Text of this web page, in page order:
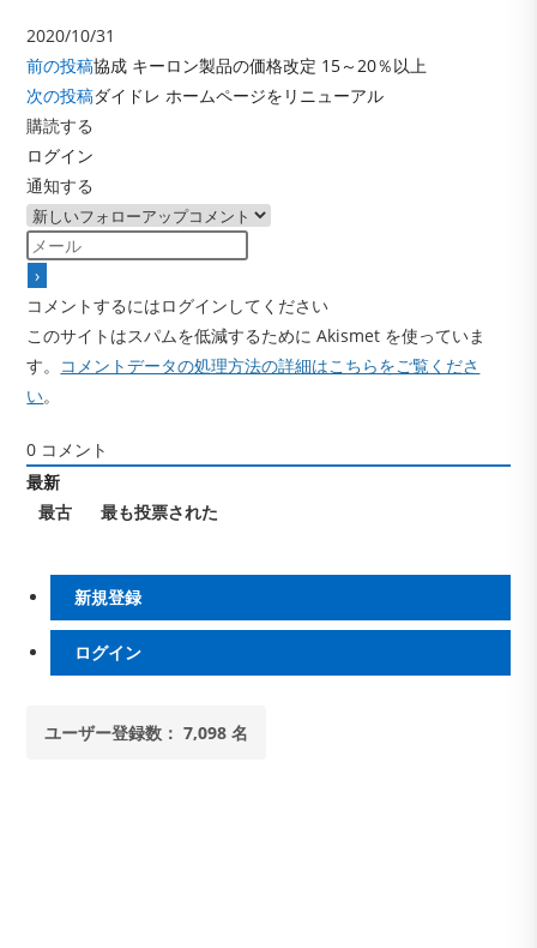
2020/10/31
そ
の
他
の
記
事
を
読
む
前の投稿協成 キーロン製品の価格改定 15～20％以上
次の投稿ダイドレ ホームページをリニューアル
購読する
ログイン
通知する
コメントするにはログインしてください
このサイトはスパムを低減するために Akismet を使っていま
す。 コメントデータの処理方法の詳細はこちらをご覧くださ
い。
0 コメント
最新
最古
最も投票された
新規登録
ログイン
ユーザー登録数： 7,098 名